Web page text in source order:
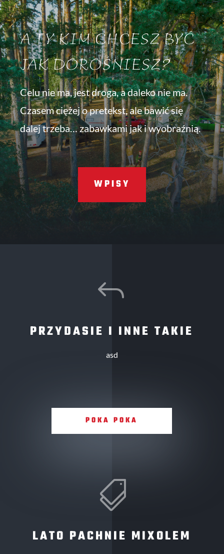
A TY KIM CHCESZ BYĆ
JAK DOROŚNIESZ?
Celu nie ma, jest droga, a daleko nie ma.
Czasem ciężej o pretekst, ale bawić się
dalej trzeba… zabawkami jak i wyobraźnią.
WPISY
J
PRZYDASIE I INNE TAKIE
asd
POKA POKA

LATO PACHNIE MIXOLEM